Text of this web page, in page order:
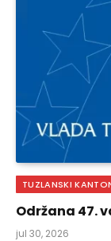
TUZLANSKI
Održana 47.
jul 30, 2026